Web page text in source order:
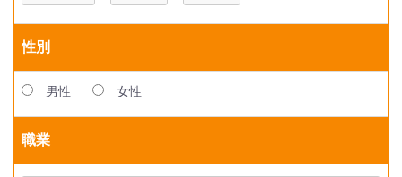
性別
男性 女性
職業